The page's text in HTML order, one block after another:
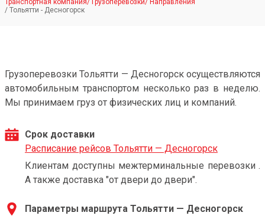
Транспортная компания/ Грузоперевозки/ Направления
/ Тольятти - Десногорск
Грузоперевозки Тольятти — Десногорск осуществляются
автомобильным транспортом несколько раз в неделю.
Мы принимаем груз от физических лиц и компаний.
Срок доставки
Расписание рейсов Тольятти — Десногорск
Клиентам доступны межтерминальные перевозки .
А также доставка "от двери до двери".
Параметры маршрута Тольятти — Десногорск